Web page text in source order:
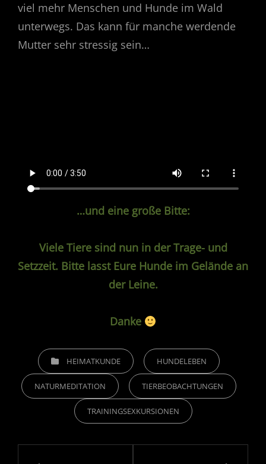
viel mehr Menschen und Hunde im Wald
unterwegs. Das kann für manche werdende
Mutter sehr stressig sein…
…und eine große Bitte:
Viele Tiere sind nun in der Trage- und
Setzzeit. Bitte lasst Eure Hunde im Gelände an
der Leine.
Danke
CATEGORIESHEIMATKUNDE HUNDELEBEN
NATURMEDITATION TIERBEOBACHTUNGEN
TRAININGSEXKURSIONEN